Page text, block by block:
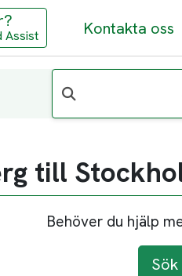
Assist Kontakta oss
till
Behöver du hjälp